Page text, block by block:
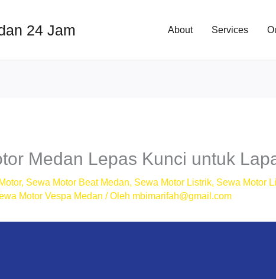
24 Jam About Services
Medan Lepas Kunci untuk
, Sewa Motor Beat Medan, Sewa Motor Listrik, Sewa Motor
Motor Vespa Medan / Oleh mbimarifah@gmail.com